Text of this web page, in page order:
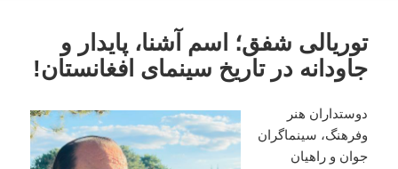
توریالی شفق؛ اسم آشنا، پایدار و
جاودانه در تاریخ سینمای افغانستان!
دوستداران هنر
وفرهنگ، سینماگران
جوان و راهیان